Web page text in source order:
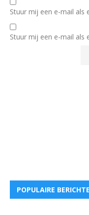
Stuur mij een e-mail als
Stuur mij een e-mail als
POPULAIRE